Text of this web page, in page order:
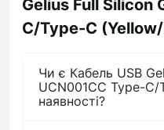
Gelius Full Silicon
C/Type-C
Чи є Кабель USB
UCN001CC Type-
наявності?